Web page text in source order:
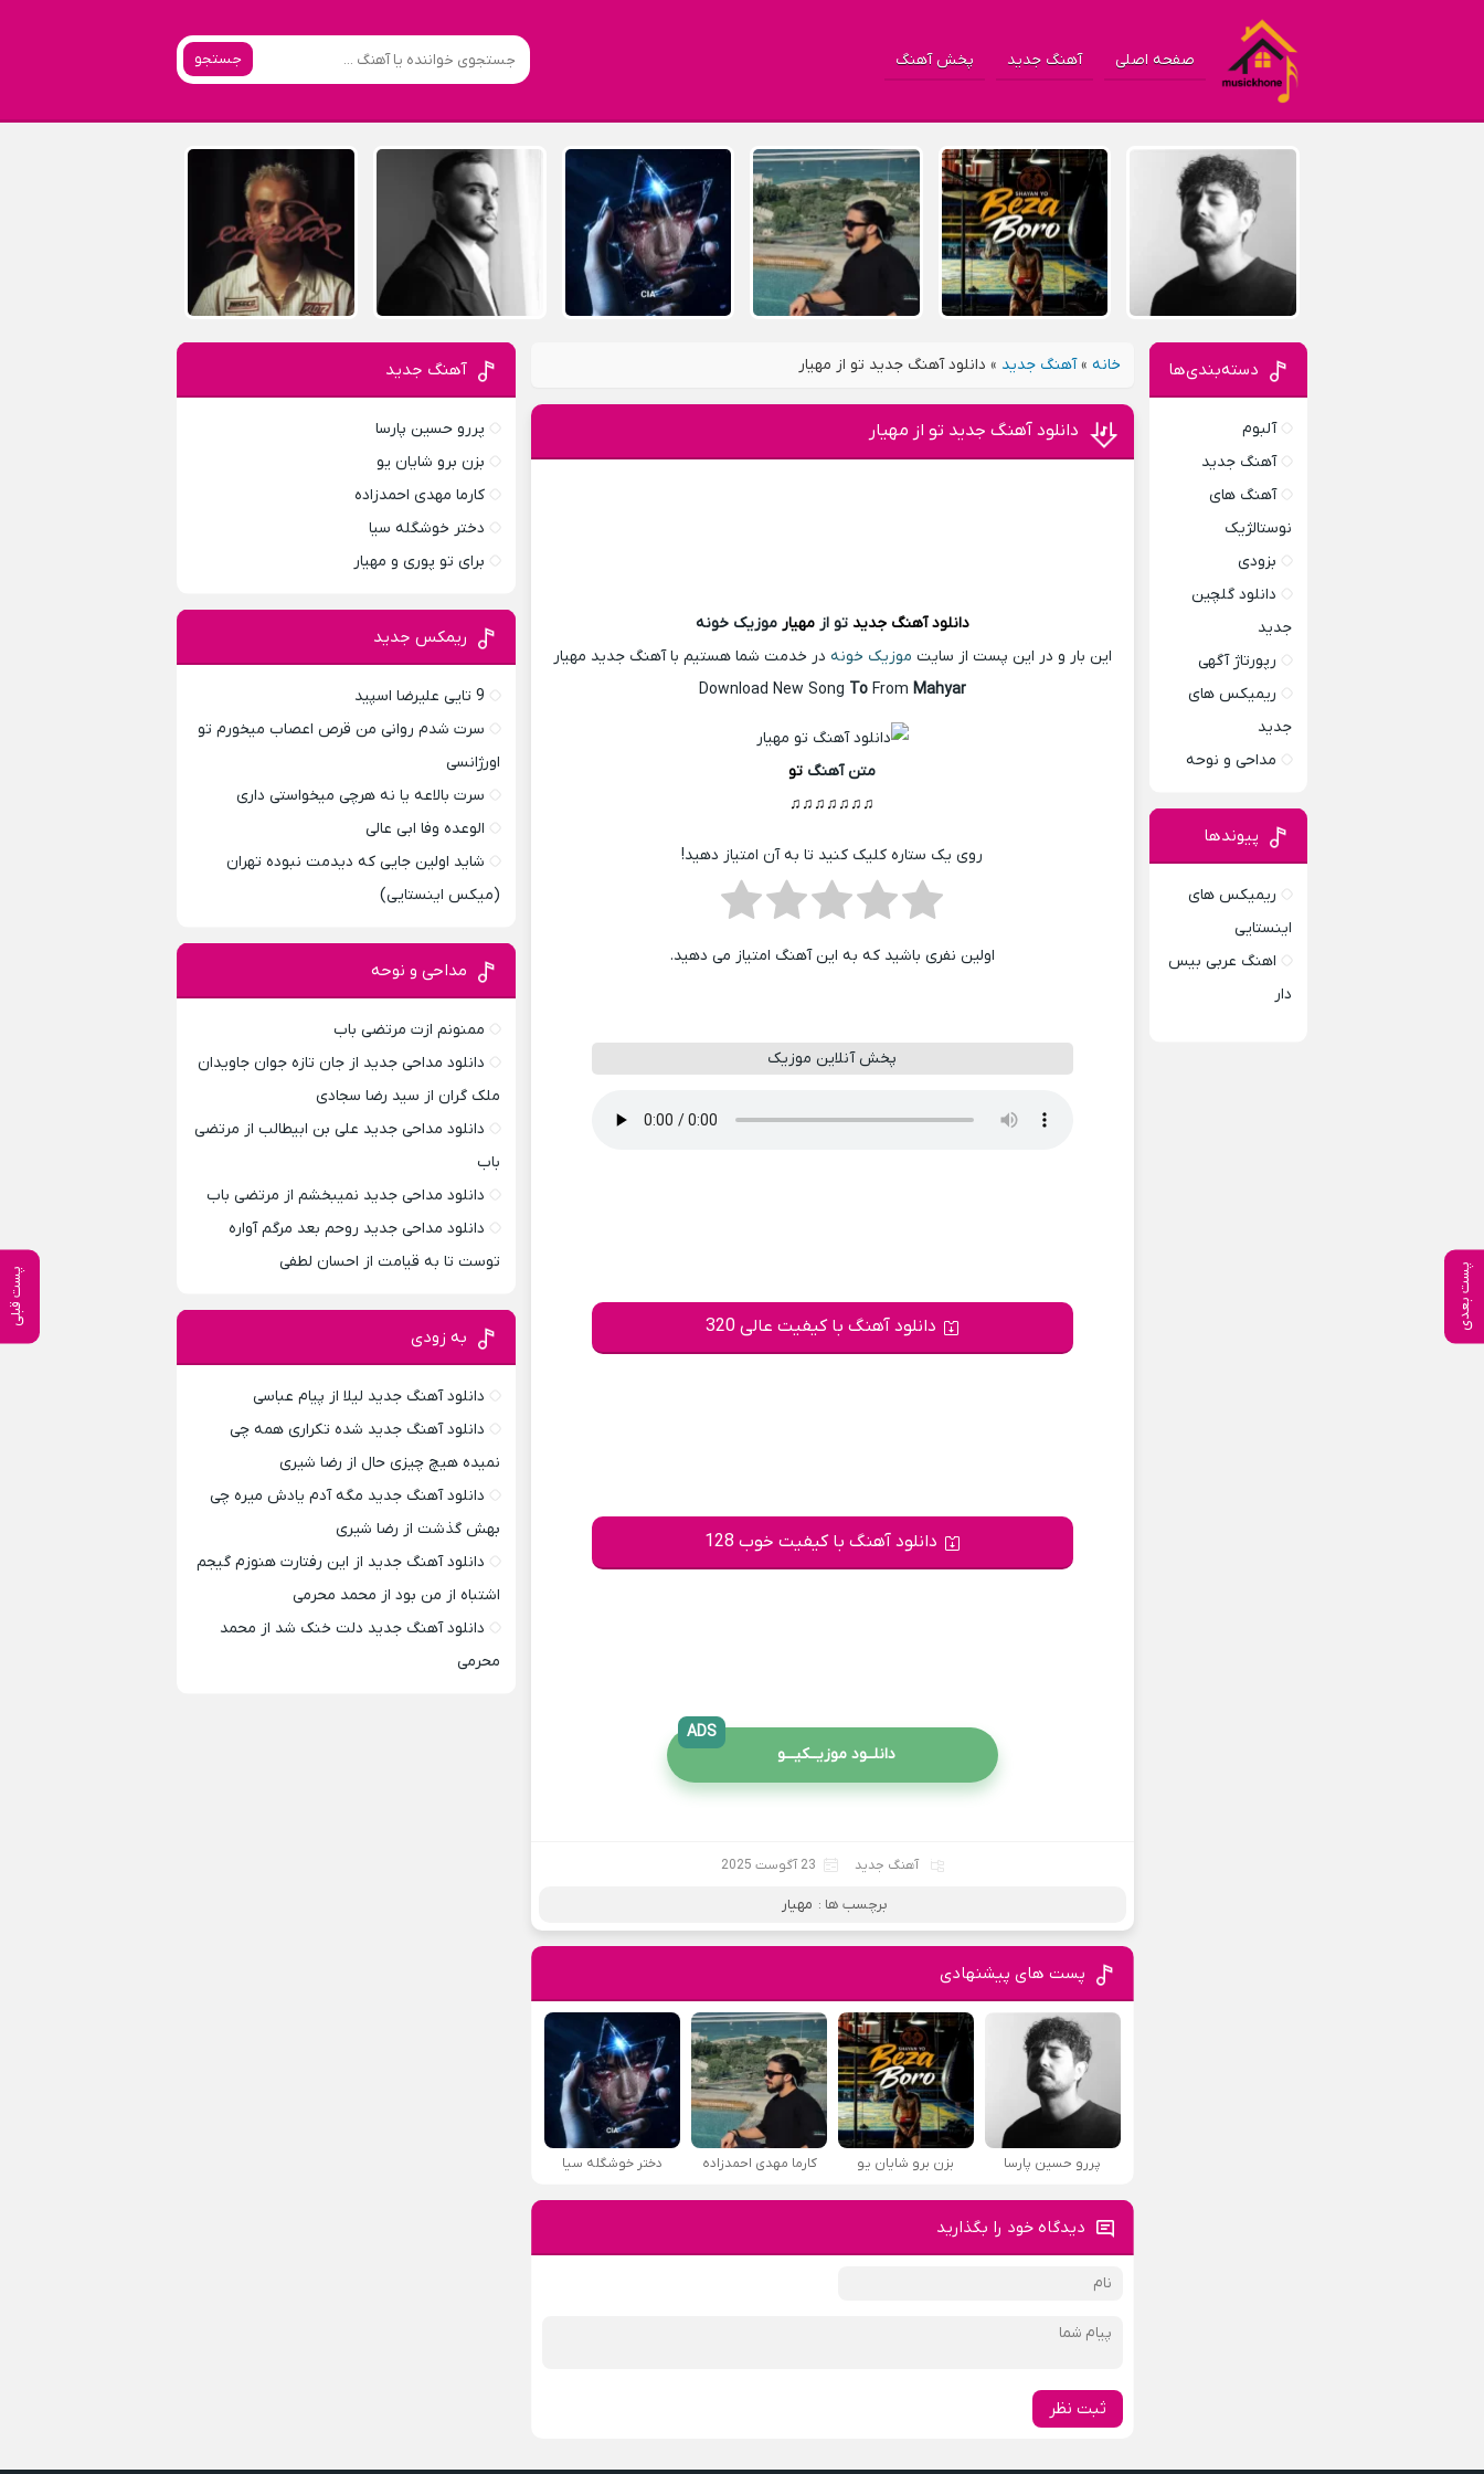
صفحه اصلی آهنگ جدید پخش آهنگ جستجو
خانه »آهنگ جدید » دانلود آهنگ جدید تو از مهیار
پست بعدی پست قبلی
دانلود آهنگ جدید تو از مهیار
دانلود آهنگ جدید تو ازمهیار موزیک خونه
این بار و در این پست از سایت موزیک خونه در خدمت شما هستیم با آهنگ جدید مهیار
Download New Song ToFrom Mahyar
متن آهنگ تو
♫♫♫♫♫♫♫
روی یک ستاره کلیک کنید تا به آن امتیاز دهید!
اولین نفری باشید که به این آهنگ امتیاز می دهید.
پخش آنلاین موزیک
دانلود آهنگ با کیفیت عالی 320
دانلود آهنگ با کیفیت خوب 128
دانلــود موزیــکیـــو
ADS
آهنگ جدید 23 آگوست 2025
برچسب ها : مهیار
پست های پیشنهادی
پررو حسین پارسا بزن برو شایان یو کارما مهدی احمدزاده دختر خوشگله سیا
دیدگاه خود را بگذارید
ثبت نظر
دسته‌بندی‌ها
آلبوم
آهنگ جدید
آهنگ های
نوستالژیک
بزودی
دانلود گلچین
جدید
رپورتاژ آگهی
ریمیکس های
جدید
مداحی و نوحه
پیوندها
ریمیکس های
اینستایی
اهنگ عربی بیس
دار
آهنگ جدید
پررو حسین پارسا
بزن برو شایان یو
کارما مهدی احمدزاده
دختر خوشگله سیا
برای تو پوری و مهیار
ریمکس جدید
9 تایی علیرضا اسپید
سرت شدم روانی من قرص اعصاب میخورم تو
اورژانسی
سرت بالاعه یا نه هرچی میخواستی داری
الوعده وفا ابی عالی
شاید اولین جایی که دیدمت نبوده تهران
(میکس اینستایی)
مداحی و نوحه
ممنونم ازت مرتضی باب
دانلود مداحی جدید از جان تازه جوان جاویدان
ملک گران از سید رضا سجادی
دانلود مداحی جدید علی بن ابیطالب از مرتضی
باب
دانلود مداحی جدید نمیبخشم از مرتضی باب
دانلود مداحی جدید روحم بعد مرگم آواره
توست تا به قیامت از احسان لطفی
به زودی
دانلود آهنگ جدید لیلا از پیام عباسی
دانلود آهنگ جدید شده تکراری همه چی
نمیده هیچ چیزی حال از رضا شیری
دانلود آهنگ جدید مگه آدم یادش میره چی
بهش گذشت از رضا شیری
دانلود آهنگ جدید از این رفتارت هنوزم گیجم
اشتباه از من بود از محمد محرمی
دانلود آهنگ جدید دلت خنک شد از محمد
محرمی